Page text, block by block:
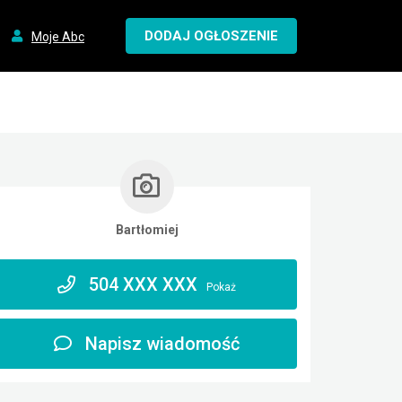
Moje Abc DODAJ OGŁOSZENIE
Bartłomiej
504 XXX XXX Pokaż
Napisz wiadomość